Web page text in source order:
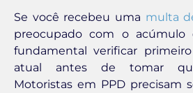
Se você recebeu uma multa
preocupado com o acúmulo
fundamental verificar
atual antes de tomar
Motoristas em PPD precisam